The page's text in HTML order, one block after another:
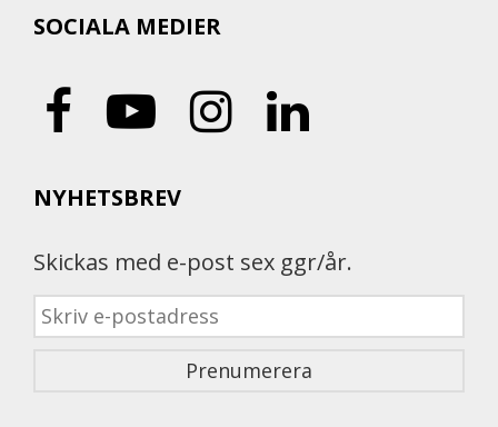
SOCIALA MEDIER
NYHETSBREV
Skickas med e-post sex ggr/år.